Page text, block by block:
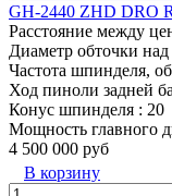
GH-2440 ZHD DRO
Расстояние между
Диаметр обточки
Частота шпинделя,
Ход пиноли задней
Конус шпинделя : 20
Мощность главного
4 500 000 руб
В корзину